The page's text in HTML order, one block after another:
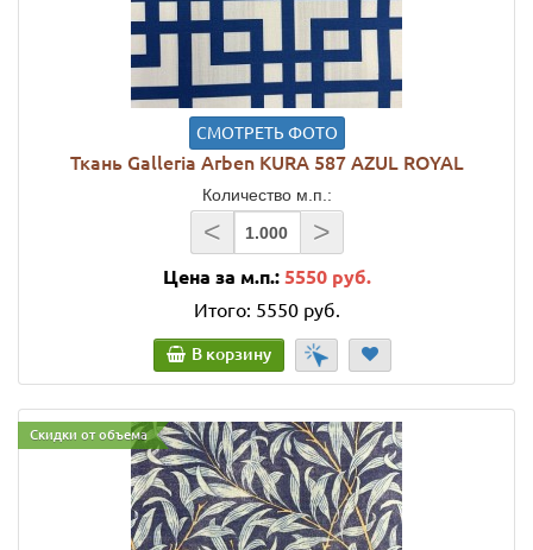
СМОТРЕТЬ ФОТО
Ткань Galleria Arben KURA 587 AZUL ROYAL
Количество м.п.:
< >
Цена за м.п.: 5550 руб.
Итого: 5550 руб.
В корзину
Скидки от объема